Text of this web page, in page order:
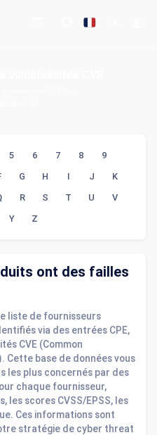
5 6 7 8
9
G H I J
K
R S T U
V
Y Z
ont des failles
liste de fournisseurs
via des entrées CPE,
CVE (Common
Cette base de données vous
les plus concernés par des
chaque fournisseur,
les scores CVSS/EPSS, les
Ces informations sont
stratégie de cyber threat